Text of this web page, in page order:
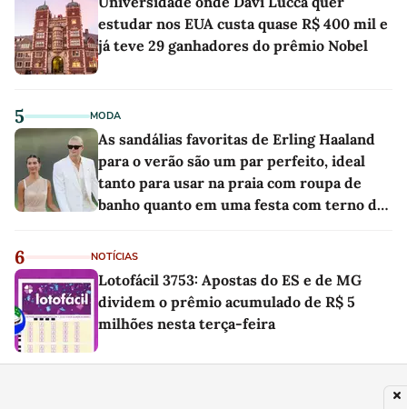
estudar nos EUA custa quase R$ 400 mil e
já teve 29 ganhadores do prêmio Nobel
5 MODA
As sandálias favoritas de Erling Haaland
para o verão são um par perfeito, ideal
tanto para usar na praia com roupa de
banho quanto em uma festa com terno de
6 NOTÍCIAS
Lotofácil 3753: Apostas do ES e de MG
dividem o prêmio acumulado de R$ 5
milhões nesta terça-feira